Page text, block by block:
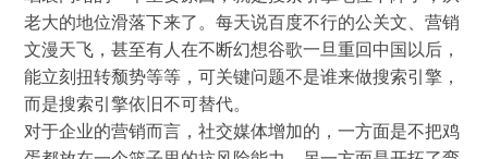
老大的地位滑落下来了。每天说百度不行的公关文、营销
文漫天飞，甚至有人在不断幻想谷歌一旦重回中国以后，
能立刻扭转颓势等等，可关键问题不是谁来做搜索引擎，
而是搜索引擎依旧不可替代。
对于企业的营销而言，社交媒体增加的，一方面是不把鸡